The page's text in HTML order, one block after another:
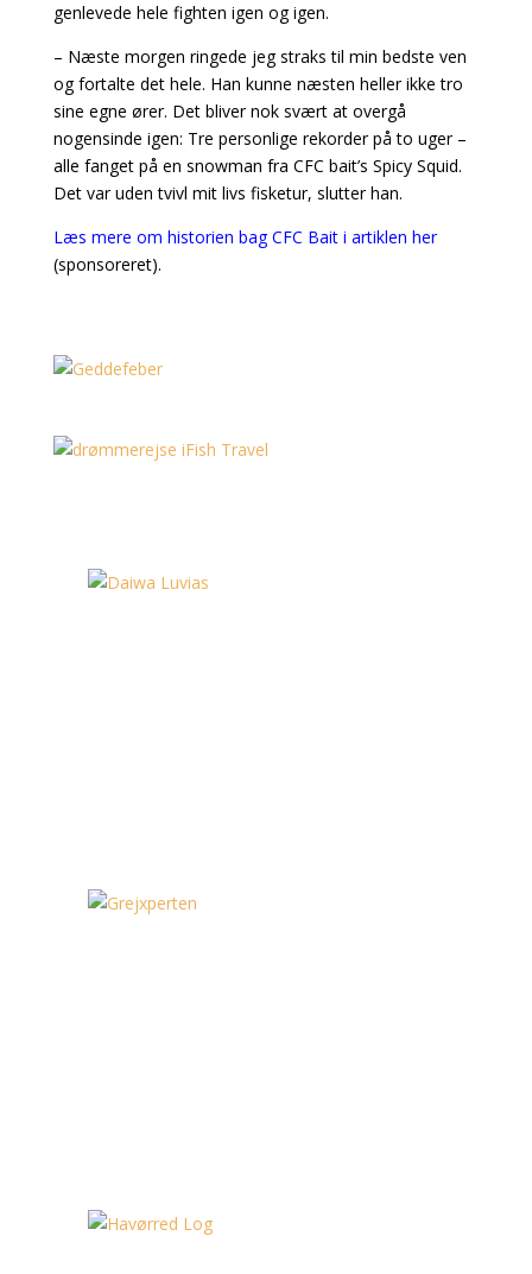
genlevede hele fighten igen og igen.
– Næste morgen ringede jeg straks til min bedste ven
og fortalte det hele. Han kunne næsten heller ikke tro
sine egne ører. Det bliver nok svært at overgå
nogensinde igen: Tre personlige rekorder på to uger –
alle fanget på en snowman fra CFC bait’s Spicy Squid.
Det var uden tvivl mit livs fisketur, slutter han.
Læs mere om historien bag CFC Bait i artiklen her
(sponsoreret).